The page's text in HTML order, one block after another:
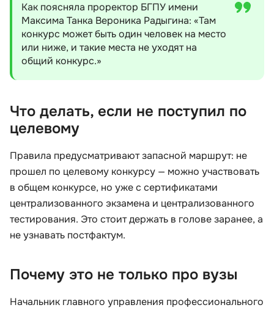
Как поясняла проректор БГПУ имени
Максима Танка Вероника Радыгина: «Там
конкурс может быть один человек на место
или ниже, и такие места не уходят на
общий конкурс.»
Что делать, если не поступил по
целевому
Правила предусматривают запасной маршрут: не
прошел по целевому конкурсу — можно участвовать
в общем конкурсе, но уже с сертификатами
централизованного экзамена и централизованного
тестирования. Это стоит держать в голове заранее, а
не узнавать постфактум.
Почему это не только про вузы
Начальник главного управления профессионального